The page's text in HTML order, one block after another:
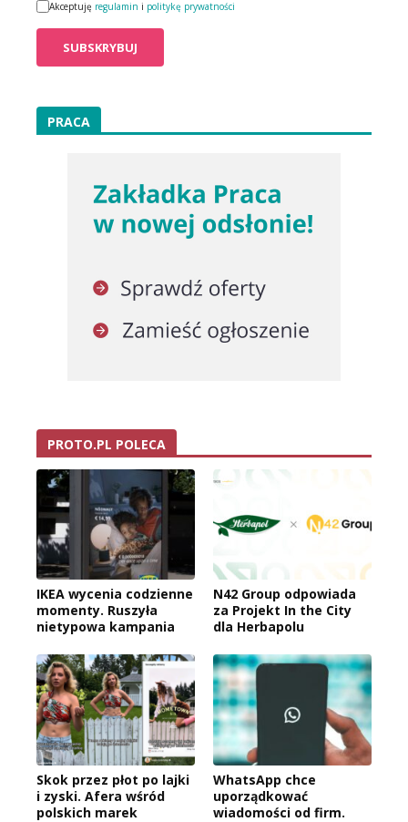
Akceptuję regulamin i politykę prywatności
PRACA
PROTO.PL POLECA
IKEA wycenia codzienne
momenty. Ruszyła
nietypowa kampania
N42 Group odpowiada
za Projekt In the City
dla Herbapolu
Skok przez płot po lajki
i zyski. Afera wśród
polskich marek
WhatsApp chce
uporządkować
wiadomości od firm.